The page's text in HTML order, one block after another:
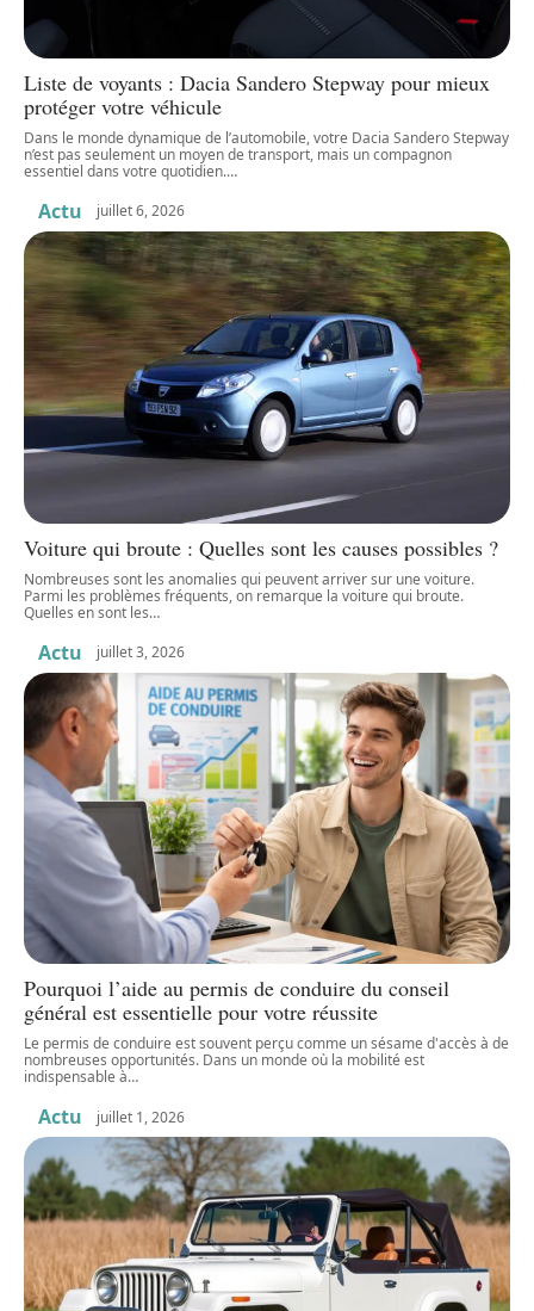
Liste de voyants : Dacia Sandero Stepway pour mieux
protéger votre véhicule
Dans le monde dynamique de l’automobile, votre Dacia Sandero Stepway
n’est pas seulement un moyen de transport, mais un compagnon
essentiel dans votre quotidien.…
Actu juillet 6, 2026
Voiture qui broute : Quelles sont les causes possibles ?
Nombreuses sont les anomalies qui peuvent arriver sur une voiture.
Parmi les problèmes fréquents, on remarque la voiture qui broute.
Quelles en sont les…
Actu juillet 3, 2026
Pourquoi l’aide au permis de conduire du conseil
général est essentielle pour votre réussite
Le permis de conduire est souvent perçu comme un sésame d'accès à de
nombreuses opportunités. Dans un monde où la mobilité est
indispensable à…
Actu juillet 1, 2026